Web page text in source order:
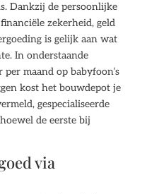
Dankzij de persoonlijke
zekerheid, geld
is gelijk aan wat
In onderstaande
maand op babyfoon’s
kost het bouwdepot je
gespecialiseerde
de eerste bij
via